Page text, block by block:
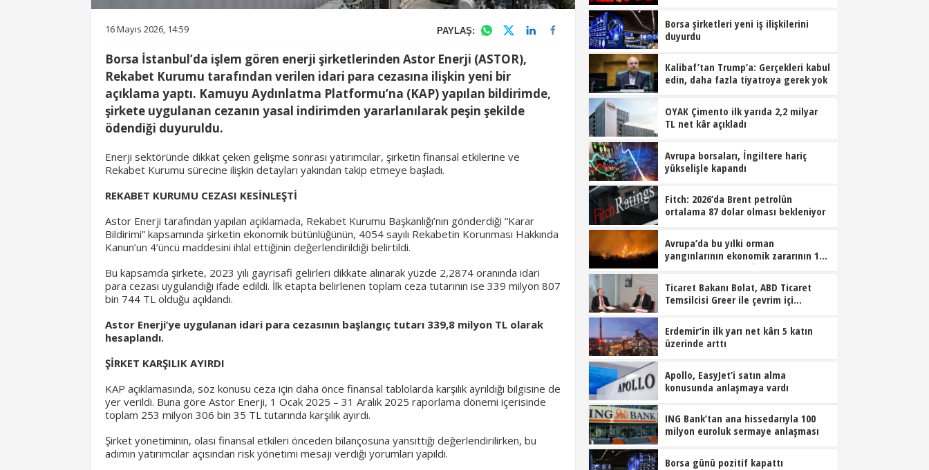
16 Mayıs 2026, 14:59 PAYLAŞ:
Borsa İstanbul’da işlem gören enerji şirketlerinden Astor Enerji (ASTOR),
Rekabet Kurumu tarafından verilen idari para cezasına ilişkin yeni bir
açıklama yaptı. Kamuyu Aydınlatma Platformu’na (KAP) yapılan bildirimde,
şirkete uygulanan cezanın yasal indirimden yararlanılarak peşin şekilde
ödendiği duyuruldu.
Enerji sektöründe dikkat çeken gelişme sonrası yatırımcılar, şirketin finansal etkilerine ve
Rekabet Kurumu sürecine ilişkin detayları yakından takip etmeye başladı.
REKABET KURUMU CEZASI KESİNLEŞTİ
Astor Enerji tarafından yapılan açıklamada, Rekabet Kurumu Başkanlığı’nın gönderdiği “Karar
Bildirimi” kapsamında şirketin ekonomik bütünlüğünün, 4054 sayılı Rekabetin Korunması Hakkında
Kanun’un 4’üncü maddesini ihlal ettiğinin değerlendirildiği belirtildi.
Bu kapsamda şirkete, 2023 yılı gayrisafi gelirleri dikkate alınarak yüzde 2,2874 oranında idari
para cezası uygulandığı ifade edildi. İlk etapta belirlenen toplam ceza tutarının ise 339 milyon 807
bin 744 TL olduğu açıklandı.
Astor Enerji’ye uygulanan idari para cezasının başlangıç tutarı 339,8 milyon TL olarak
hesaplandı.
ŞİRKET KARŞILIK AYIRDI
KAP açıklamasında, söz konusu ceza için daha önce finansal tablolarda karşılık ayrıldığı bilgisine de
yer verildi. Buna göre Astor Enerji, 1 Ocak 2025 – 31 Aralık 2025 raporlama dönemi içerisinde
toplam 253 milyon 306 bin 35 TL tutarında karşılık ayırdı.
Şirket yönetiminin, olası finansal etkileri önceden bilançosuna yansıttığı değerlendirilirken, bu
adımın yatırımcılar açısından risk yönetimi mesajı verdiği yorumları yapıldı.
Borsa şirketleri yeni iş ilişkilerini
duyurdu
Kalibaf’tan Trump’a: Gerçekleri kabul
edin, daha fazla tiyatroya gerek yok
OYAK Çimento ilk yarıda 2,2 milyar
TL net kâr açıkladı
Avrupa borsaları, İngiltere hariç
yükselişle kapandı
Fitch: 2026’da Brent petrolün
ortalama 87 dolar olması bekleniyor
Avrupa’da bu yılki orman
yangınlarının ekonomik zararının 19
milyar euroyu geçtiği tahmin ediliyor
Ticaret Bakanı Bolat, ABD Ticaret
Temsilcisi Greer ile çevrim içi
Erdemir’in ilk yarı net kârı 5 katın
üzerinde arttı
Apollo, EasyJet’i satın alma
konusunda anlaşmaya vardı
ING Bank’tan ana hissedarıyla 100
milyon euroluk sermaye anlaşması
Borsa günü pozitif kapattı